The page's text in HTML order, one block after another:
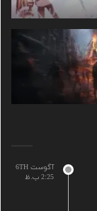
آگوست 6TH
2:25 ب.ظ